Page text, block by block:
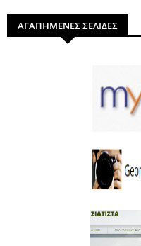
ΑΓΑΠΗΜΕΝΕΣ ΣΕΛΙΔΕΣ